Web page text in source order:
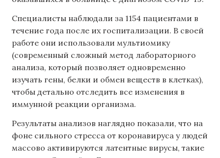
Специалисты наблюдали за 1154 пациентами в
течение года после их госпитализации. В своей
работе они использовали мультиомику
(современный сложный метод лабораторного
анализа, который позволяет одновременно
изучать гены, белки и обмен веществ в клетках),
чтобы детально отследить все изменения в
иммунной реакции организма.
Результаты анализов наглядно показали, что на
фоне сильного стресса от коронавируса у людей
массово активируются латентные вирусы, такие